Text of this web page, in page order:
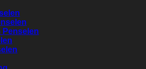
Penselen